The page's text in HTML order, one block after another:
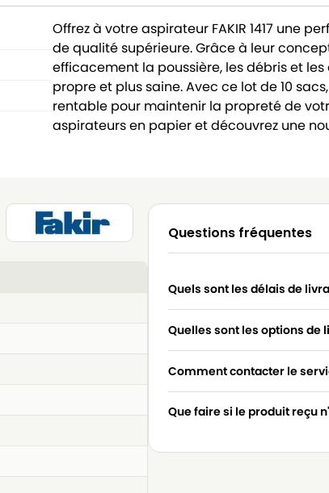
Offrez à votre aspirateur FAKIR 1417 une
de qualité supérieure. Grâce à leur
efficacement la poussière, les débris et
propre et plus saine. Avec ce lot de 10
rentable pour maintenir la propreté de
aspirateurs en papier et découvrez une
Questions fréquentes
Quels sont les délais de
Quelles sont les options de
Comment contacter le
Que faire si le produit reçu